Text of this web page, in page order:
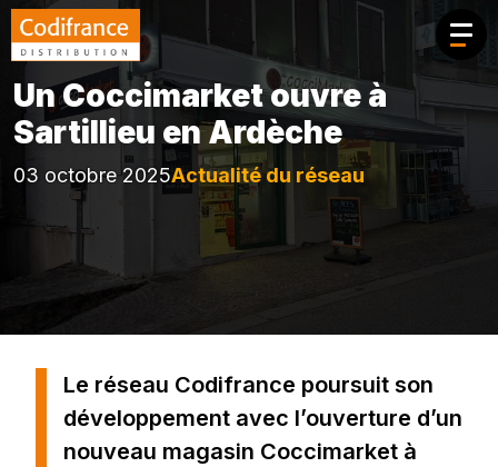
Aller au contenu principal
Un Coccimarket ouvre à
Sartillieu en Ardèche
03 octobre 2025Actualité du réseau
Le réseau Codifrance poursuit son
développement avec l’ouverture d’un
nouveau magasin Coccimarket à